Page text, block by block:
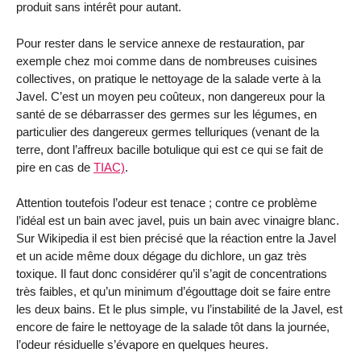
produit sans intérêt pour autant.
Pour rester dans le service annexe de restauration, par
exemple chez moi comme dans de nombreuses cuisines
collectives, on pratique le nettoyage de la salade verte à la
Javel. C’est un moyen peu coûteux, non dangereux pour la
santé de se débarrasser des germes sur les légumes, en
particulier des dangereux germes telluriques (venant de la
terre, dont l’affreux bacille botulique qui est ce qui se fait de
pire en cas de TIAC).
Attention toutefois l’odeur est tenace ; contre ce problème
l’idéal est un bain avec javel, puis un bain avec vinaigre blanc.
Sur Wikipedia il est bien précisé que la réaction entre la Javel
et un acide même doux dégage du dichlore, un gaz très
toxique. Il faut donc considérer qu’il s’agit de concentrations
très faibles, et qu’un minimum d’égouttage doit se faire entre
les deux bains. Et le plus simple, vu l’instabilité de la Javel, est
encore de faire le nettoyage de la salade tôt dans la journée,
l’odeur résiduelle s’évapore en quelques heures.